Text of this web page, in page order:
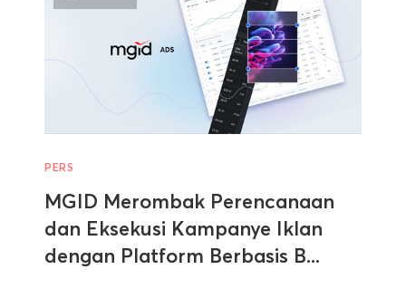
PERS
MGID Merombak Perencanaan
dan Eksekusi Kampanye Iklan
dengan Platform Berbasis B...